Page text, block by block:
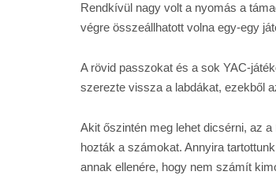
Rendkívül nagy volt a nyomás a
végre összeállhatott volna egy-egy
A rövid passzokat és a sok YAC-
szerezte vissza a labdákat, ezekből
Akit őszintén meg lehet dicsérni, az
hozták a számokat. Annyira
annak ellenére, hogy nem számít